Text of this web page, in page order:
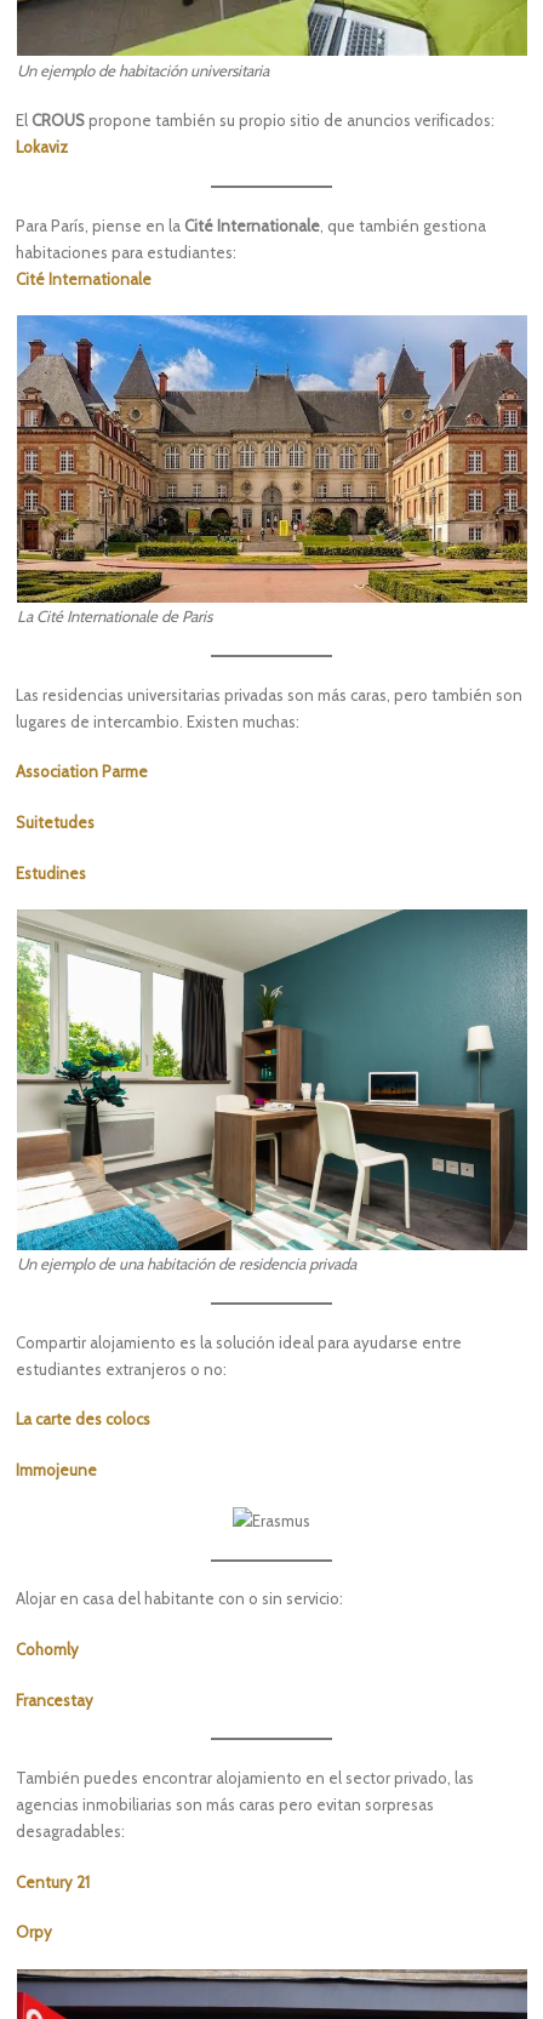
Un ejemplo de habitación universitaria
El CROUSpropone también su propio sitio de anuncios verificados:
Lokaviz
Para París, piense en la Cité Internationale , que también gestiona
habitaciones para estudiantes:
Cité Internationale
La Cité Internationale de Paris
Las residencias universitarias privadas son más caras, pero también son
lugares de intercambio. Existen muchas:
Association Parme
Suitetudes
Estudines
Un ejemplo de una habitación de residencia privada
Compartir alojamiento es la solución ideal para ayudarse entre
estudiantes extranjeros o no:
La carte des colocs
Immojeune
Alojar en casa del habitante con o sin servicio:
Cohomly
Francestay
También puedes encontrar alojamiento en el sector privado, las
agencias inmobiliarias son más caras pero evitan sorpresas
desagradables:
Century 21
Orpy